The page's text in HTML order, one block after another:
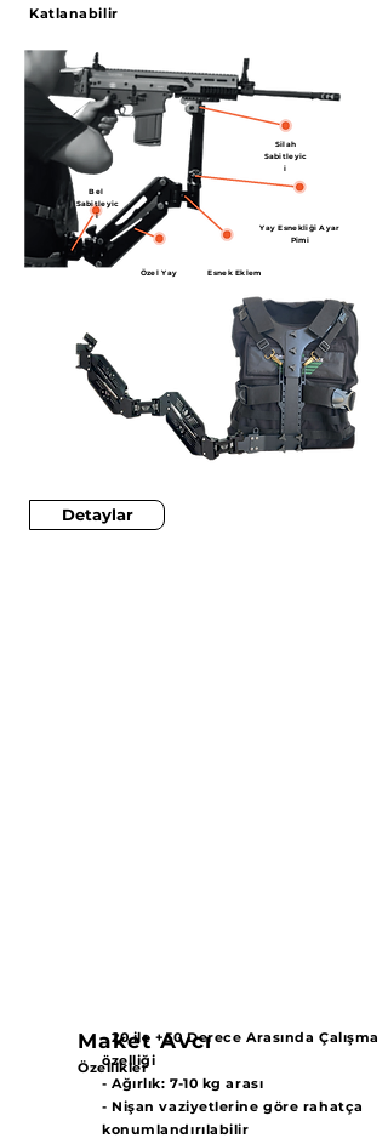
Katlanabilir
Esnek Eklem
Özel Yay
Bel
Sabitleyic
i
Yay Esnekliği Ayar
Pimi
Silah
Sabitleyic
i
Detaylar
Maket Avcı
Özellikler
- 20 ile +50 Derece Arasında Çalışma
özelliği
- Ağırlık: 7-10 kg arası
- Nişan vaziyetlerine göre rahatça
konumlandırılabilir